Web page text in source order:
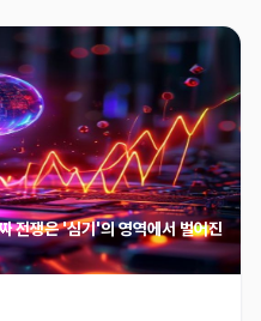
전쟁은 '심기'의 영역에서 벌어진